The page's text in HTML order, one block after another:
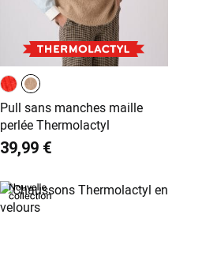
Pull sans manches maille
perlée Thermolactyl
39,99 €